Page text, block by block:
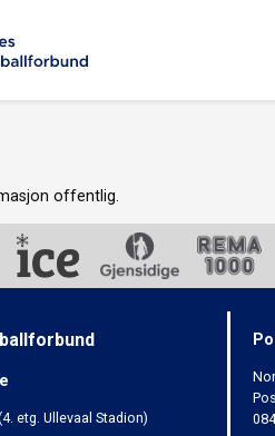
offentlig.
etg. Ullevaal Stadion)